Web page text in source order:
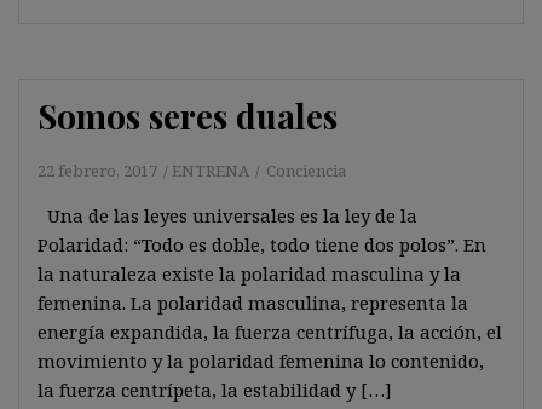
Somos seres duales
22 febrero, 2017 ENTRENA Conciencia
Una de las leyes universales es la ley de la
Polaridad: “Todo es doble, todo tiene dos polos”. En
la naturaleza existe la polaridad masculina y la
femenina. La polaridad masculina, representa la
energía expandida, la fuerza centrífuga, la acción, el
movimiento y la polaridad femenina lo contenido,
la fuerza centrípeta, la estabilidad y […]